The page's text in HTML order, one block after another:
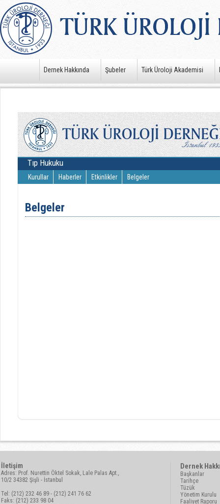
Dernek Hakkında Şubeler Türk Üroloji Akademisi
Tıp Hukuku
Kurullar Haberler Etkinlikler Belgeler
Belgeler
İletişim
Adres: Prof. Nurettin Öktel Sokak, Lale Palas Apt.,
10/2 34382 Şişli - İstanbul
Tel: (212) 232 46 89 - (212) 241 76 62
Faks: (212) 233 98 04
Dernek
Başkanlar
Tarihçe
Tüzük
Yönetim Kurulu
Faaliyet Raporu